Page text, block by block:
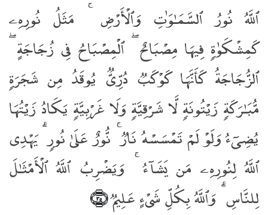
ٱللَّهُ نُورُ ٱلسَّمَـٰوَٰتِ وَٱلْأَرْضِ ۚ مَثَلُ نُورِهِۦ
كَمِشْكَوٰةٍۢ فِيهَا مِصْبَاحٌ ۖ ٱلْمِصْبَاحُ فِى زُجَاجَةٍ ۖ
ٱلزُّجَاجَةُ كَأَنَّهَا كَوْكَبٌۭ دُرِّىٌّۭ يُوقَدُ مِن شَجَرَةٍۢ
مُّبَـٰرَكَةٍۢ زَيْتُونَةٍۢ لَّا شَرْقِيَّةٍۢ وَلَا غَرْبِيَّةٍۢ يَكَادُ زَيْتُهَا
يُضِىٓءُ وَلَوْ لَمْ تَمْسَسْهُ نَارٌۭ ۚ نُّورٌ عَلَىٰ نُورٍۢ ۗ يَهْدِى
ٱللَّهُ لِنُورِهِۦ مَن يَشَآءُ ۚ وَيَضْرِبُ ٱللَّهُ ٱلْأَمْثَـٰلَ
لِلنَّاسِ ۗ وَٱللَّهُ بِكُلِّ شَىْءٍ عَلِيمٌۭ﴿٣٥﴾